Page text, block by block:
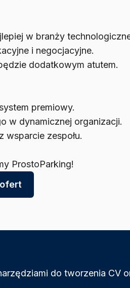
w branży
i negocjacyjne.
dodatkowym atutem.
premiowy.
w dynamicznej organizacji.
zespołu.
ProstoParking!
do tworzenia CV